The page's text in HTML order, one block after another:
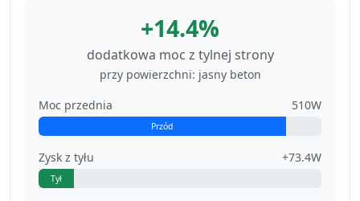
+14.4%
dodatkowa moc z tylnej strony
przy powierzchni: jasny beton
Moc przednia
510W
Przód
Zysk z tyłu +73.4W
Tył